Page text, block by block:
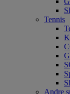
Tennis
Andre